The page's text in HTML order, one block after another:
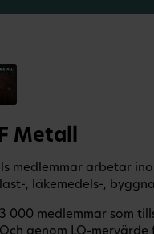
Metall
medlemmar arbetar
, läkemedels-,
000 medlemmar som